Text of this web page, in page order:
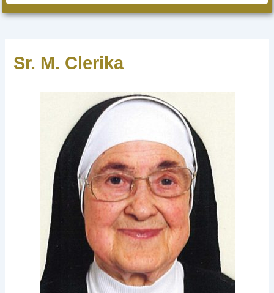
Sr. M. Clerika